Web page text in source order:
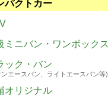
パクトカー
ミニバン・ワンボックス
ック・バン
エースバン、ライトエースバン等)
オリジナル